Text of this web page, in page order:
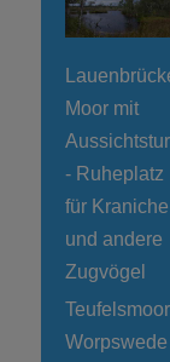
Moor mit
- Ruheplatz
für Kraniche
und andere
Zugvögel
Teufelsmoor
Worpswede |